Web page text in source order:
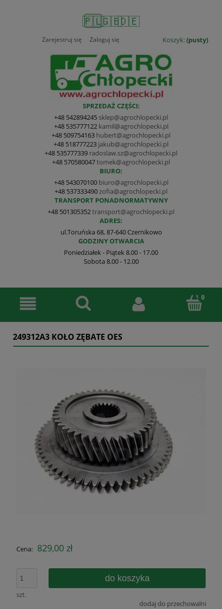
🇵🇱🇬🇧🇩🇪
Koszyk:(pusty)
Zarejestruj się Zaloguj się
SPRZEDAŻ CZĘŚCI:
+48 542894245 sklep@agrochlopecki.pl
+48 535777122 kamil@agrochlopecki.pl
+48 509754163 hubert@agrochlopecki.pl
+48 518777223 jakub@agrochlopecki.pl
+48 535777339 radoslaw.sz@agrochlopecki.pl
+48 570580047tomek@agrochlopecki.pl
BIURO:
+48 543070100 biuro@agrochlopecki.pl
+48 537333490 zofia@agrochlopecki.pl
TRANSPORT PONADNORMATYWNY
+48 501305352transport@agrochlopecki.pl
ADRES:
ul.Toruńska 68, 87-640 Czernikowo
GODZINY OTWARCIA
Poniedziałek - Piątek 8.00 - 17.00
Sobota 8.00 - 12.00
249312A3 KOŁO ZĘBATE OES
Cena: 829,00 zł
szt.
do koszyka
dodaj do przechowalni